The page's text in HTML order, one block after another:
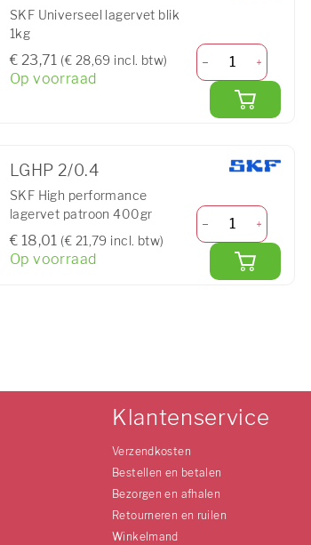
SKF Universeel lagervet blik
1kg
€ 23,71 (€ 28,69 incl. btw)
Op voorraad
LGHP 2/0.4
SKF High performance
lagervet patroon 400gr
€ 18,01 (€ 21,79 incl. btw)
Op voorraad
Klantenservice
Verzendkosten
Bestellen en betalen
Bezorgen en afhalen
Retourneren en ruilen
Winkelmand